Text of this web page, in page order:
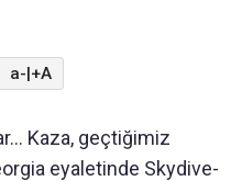
a-|+A
Kaza, geçtiğimiz
eyaletinde Skydive-